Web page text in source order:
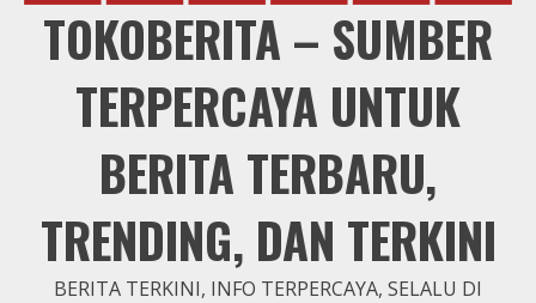
TOKOBERITA – SUMBER
TERPERCAYA UNTUK
BERITA TERBARU,
TRENDING, DAN TERKINI
BERITA TERKINI, INFO TERPERCAYA, SELALU DI